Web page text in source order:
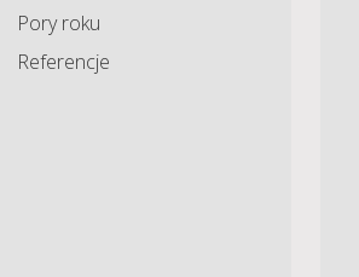
Pory roku
Referencje